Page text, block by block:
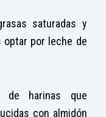
saturadas y
por leche de
de harinas que
con almidón